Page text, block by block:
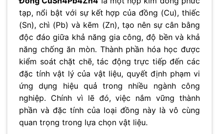
tạp, nổi bật với sự kết hợp của đồng (Cu), thiếc
(Sn), chì (Pb) và kẽm (Zn), tạo nên sự cân bằng
độc đáo giữa khả năng gia công, độ bền và khả
năng chống ăn mòn. Thành phần hóa học được
kiểm soát chặt chẽ, tác động trực tiếp đến các
đặc tính vật lý của vật liệu, quyết định phạm vi
ứng dụng hiệu quả trong nhiều ngành công
nghiệp. Chính vì lẽ đó, việc nắm vững thành
phần và đặc tính của loại đồng này là vô cùng
quan trọng trong lựa chọn vật liệu.